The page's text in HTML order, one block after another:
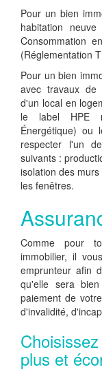
Pour un bien
habitation
Consommation
(Réglementation
Pour un bien
avec travaux de
d'un local en
le label HPE
Énergétique) ou
respecter l'un
suivants :
isolation des
les fenêtres.
Comme pour
immobilier, il
emprunteur afin
qu'elle sera
paiement de
d'invalidité,
plus et